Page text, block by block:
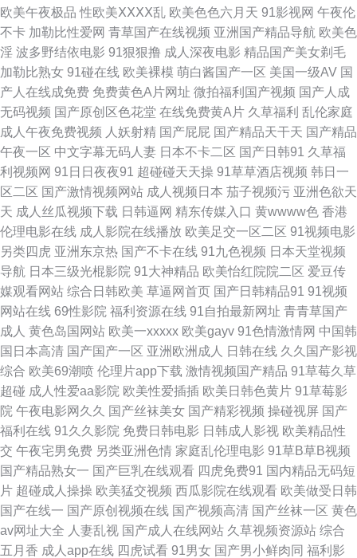
观看 久久精品久 91传媒在线观 超碰aV在线观看 香蕉伊人av 99黄色免费视
频 久久这里精品 五月狠狠精品人妻 91n日韩中文 豆花社区久久 日干夜干夜
夜撸 WWW777殴美性爱 日韩精品黄色网址 国产ts视频 四虎影视城 成人在线
91 日韩综合社区在线观看 国产小视频91 另类深喉TV 伊人WWW在线 91性
爱一区 国产免费淫妻 91传媒网视频网 九久综艺香蕉 色逼导航视频 91秦先生
在线视频 欧美高清在线视频 俺去也俺去啦 免费操逼视频导航 五月天色色影
院 91看大片 99人妻人人操人人爽 久草视频免费网址 深夜福利导航 www91
爱爱 久久国产精品影院 日韩精品国产成人v 91视屏在线地址发布网 少妇影
院 九九热在线精品 97午夜影院 欧美另类性交 在线中文字幕日韩 另类专区海
角 午夜国产精品小福利 91视频网站免费视频 日本三级99 91视频官网社区
免费肏屄国语视频 亚洲AV射 97成人资源总战 综合福利导航 国产AV福利综
合 日韩精品玖玖玖 91猫先生欧美精品 深爱激情网站 97视频在线观看岛国 先
锋av资源网在线 精品热99久久 在线免费小视频 91色版 国产第89页 午夜福
利在线你懂 久久豆花 91九色黄色视频 欧美性交网 91探花福利在线观看 51
欧美午夜极品 性欧美ⅩⅩⅩⅩ乱 欧美色色六月天 91影视网 午夜伦
不卡 加勒比性爱网 青草国产在线视频 亚洲国产精品导航 欧美色
淫 波多野结依电影 91狠狠撸 成人深夜电影 精品国产美女剃毛
加勒比熟女 91碰在线 欧美裸模 萌白酱国产一区 美国一级AV 国
产人在线成免费 免费黄色A片网址 微拍福利国产视频 国产人成
无码视频 国产原创区色花堂 在线免费黄A片 久草福利 乱伦家庭
成人午夜免费视频 人妖射精 国产屁屁 国产精品天干天 国产精品
午夜一区 中文字幕无码人妻 日本不卡二区 国产日韩91 久草福
利视频网 91日日夜夜91 超碰碰天天操 91草草酒店视频 韩日一
区二区 国产激情视频网站 成人视频日本 茄子视频污 亚洲色欲天
天 成人丝瓜视频下载 日韩逼网 精东传媒入口 黄wwww色 香港
伦理电影在线 成人影院在线播放 欧美足交一区二区 91视频电影
另类四虎 亚洲东京热 国产不卡在线 91九色视频 日本天堂视频
导航 日本三级光棍影院 91大神精品 欧美怡红院院二区 爱豆传
媒观看网站 综合日韩欧美 草逼网首页 国产日韩精品91 91视频
网站在线 69性影院 福利资源在线 91自拍最新网址 青青草国产
成人 黄色岛国网站 欧美一xxxxx 欧美gayv 91色情激情网 中国韩
国日本高清 国产国产一区 亚洲欧洲成人 日韩在线 久久国产影视
综合 欧美69潮喷 伦理片app下载 激情视频国产精品 91草莓久草
超碰 成人性爱aa影院 欧美性爱插插 欧美日韩色黄片 91草莓影
院 午夜电影网久久 国产丝袜美女 国产精彩视频 操碰视屏 国产
福利在线 91久久影院 免费日韩电影 日韩成人影视 欧美精品性
交 午夜宅男免费 另类亚洲色情 家庭乱伦理电影 91草B草B视频
国产精品熟女一 国产巨乳在线观看 四虎免费91 国内精品无码短
片 超碰成人操操 欧美猛交视频 西瓜影院在线观看 欧美做受日韩
国产在线一 国产原创视频在线 国产视频高清 国产丝袜一区 黄色
av网址大全 人妻乱视 国产成人在线网站 久草视频资源站 综合
五月香 成人app在线 四虎试看 91男女 国产男小鲜肉同 福利影